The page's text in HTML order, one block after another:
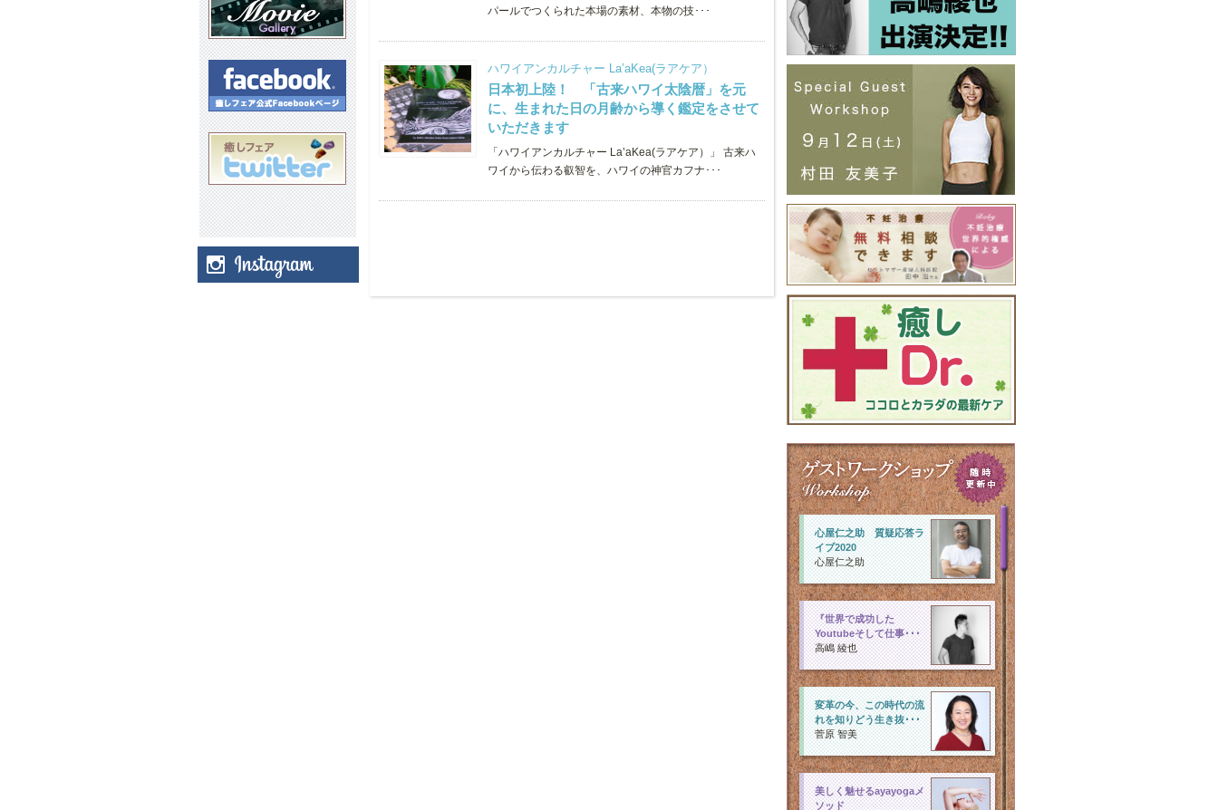
パールでつくられた本場の素材、本物の技･･･
ハワイアンカルチャー La’aKea(ラアケア）
日本初上陸！ 「古来ハワイ太陰暦」を元
に、生まれた日の月齢から導く鑑定をさせて
いただきます
「ハワイアンカルチャー La’aKea(ラアケア）」 古来ハ
ワイから伝わる叡智を、ハワイの神官カフナ･･･
心屋仁之助 質疑応答ラ
イブ2020
心屋仁之助
『世界で成功した
Youtubeそして仕事･･･
高嶋 綾也
変革の今、この時代の流
れを知りどう生き抜･･･
菅原 智美
美しく魅せるayayogaメ
ソッド